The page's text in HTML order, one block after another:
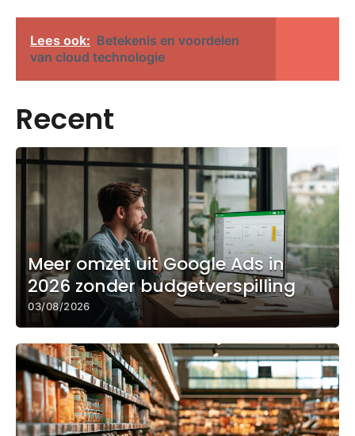
Lees ook: Betekenis en voordelen
van cloud technologie
Recent
Meer omzet uit Google Ads in
2026 zonder budgetverspilling
03/08/2026